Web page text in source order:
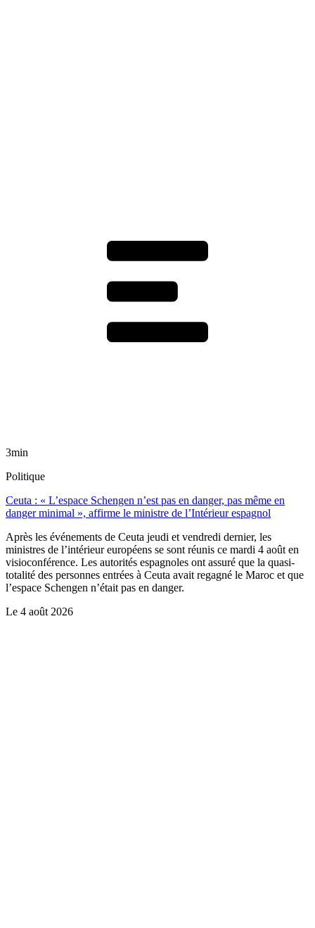
3min
Politique
Ceuta : « L’espace Schengen n’est pas en danger, pas même en
danger minimal », affirme le ministre de l’Intérieur espagnol
Après les événements de Ceuta jeudi et vendredi dernier, les
ministres de l’intérieur européens se sont réunis ce mardi 4 août en
visioconférence. Les autorités espagnoles ont assuré que la quasi-
totalité des personnes entrées à Ceuta avait regagné le Maroc et que
l’espace Schengen n’était pas en danger.
Le 4 août 2026